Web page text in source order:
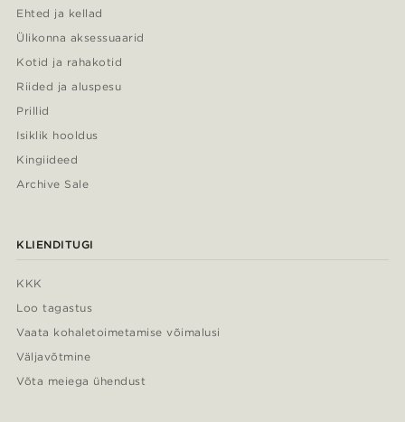
Ehted ja kellad
Ülikonna aksessuaarid
Kotid ja rahakotid
Riided ja aluspesu
Prillid
Isiklik hooldus
Kingiideed
Archive Sale
KLIENDITUGI
KKK
Loo tagastus
Vaata kohaletoimetamise võimalusi
Väljavõtmine
Võta meiega ühendust